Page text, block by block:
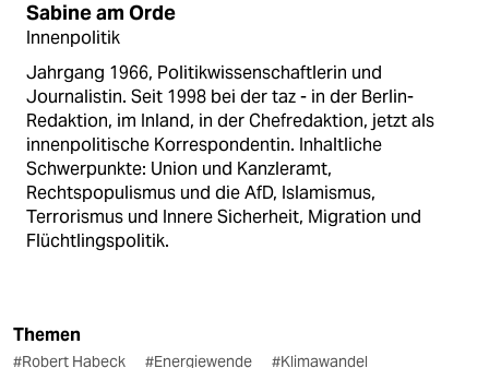
Sabine am Orde
Innenpolitik
Jahrgang 1966, Politikwissenschaftlerin und
Journalistin. Seit 1998 bei der taz - in der Berlin-
Redaktion, im Inland, in der Chefredaktion, jetzt als
innenpolitische Korrespondentin. Inhaltliche
Schwerpunkte: Union und Kanzleramt,
Rechtspopulismus und die AfD, Islamismus,
Terrorismus und Innere Sicherheit, Migration und
Flüchtlingspolitik.
Themen
#Robert Habeck #Energiewende #Klimawandel